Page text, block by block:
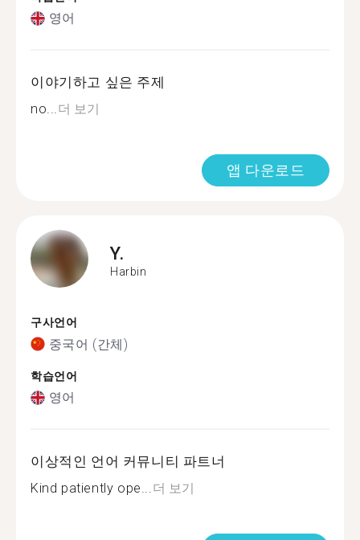
영어
이야기하고 싶은 주제
no...더 보기
앱 다운로드
Y.
Harbin
구사언어
중국어 (간체)
학습언어
영어
이상적인 언어 커뮤니티 파트너
Kind patiently ope...더 보기